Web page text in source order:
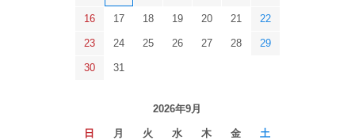
16 17 18 19 20 21 22
23 24 25 26 27 28 29
30 31
2026年9月
日 月 火 水 木 金 土